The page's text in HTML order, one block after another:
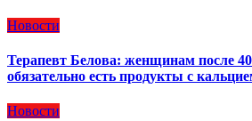
Новости
Терапевт Белова: женщинам после
обязательно есть продукты с
Новости